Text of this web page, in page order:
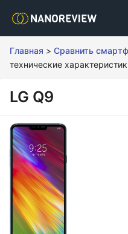
Главная > Сравнить
технические
LG Q9